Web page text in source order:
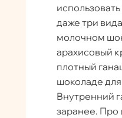
даже три
молочном
арахисовый
плотный
шоколаде
Внутренний
заранее.